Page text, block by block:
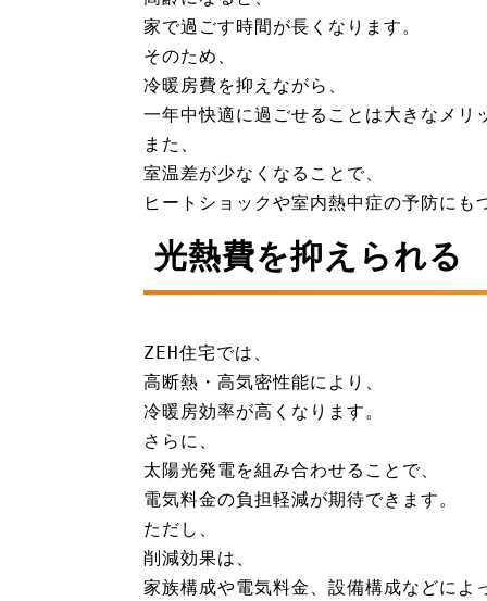
家で過ごす時間が長くなります。
そのため、
冷暖房費を抑えながら、
一年中快適に過ごせることは大きなメリ
また、
室温差が少なくなることで、
ヒートショックや室内熱中症の予防にも
光熱費を抑えられる
ZEH住宅では、
高断熱・高気密性能により、
冷暖房効率が高くなります。
さらに、
太陽光発電を組み合わせることで、
電気料金の負担軽減が期待できます。
ただし、
削減効果は、
家族構成や電気料金、設備構成などによ